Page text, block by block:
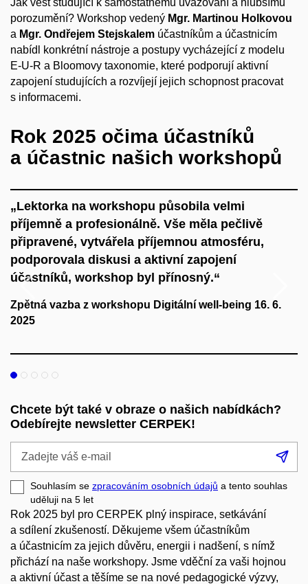
Jak vést studující k samostatnému uvažování a hlubšímu
porozumění? Workshop vedený Mgr. Martinou Holkovou
a Mgr. Ondřejem Stejskalem účastníkům a účastnicím
nabídl konkrétní nástroje a postupy vycházející z modelu
E-U-R a Bloomovy taxonomie, které podporují aktivní
zapojení studujících a rozvíjejí jejich schopnost pracovat
s informacemi.​
Rok 2025 očima účastníků
a účastnic našich workshopů
„Lektorka na workshopu působila velmi
příjemně a profesionálně. Vše měla pečlivě
připravené, vytvářela příjemnou atmosféru,
podporovala diskusi a aktivní zapojení
účastníků, workshop byl přínosný.“
Zpětná vazba z workshopu Digitální well-being 16. 6.
2025
Předchozí
Chcete být také v obraze o našich nabídkách?
Odebírejte newsletter CERPEK!
e-
mail
Souhlasím se zpracováním osobních údajů a tento souhlas
uděluji na 5 let
Rok 2025 byl pro CERPEK plný inspirace, setkávání
a sdílení zkušeností. Děkujeme všem účastníkům
a účastnicím za jejich důvěru, energii i nadšení, s nímž
přichází na naše workshopy. Jsme vděční za vaši hojnou
a aktivní účast a těšíme se na nové pedagogické výzvy,